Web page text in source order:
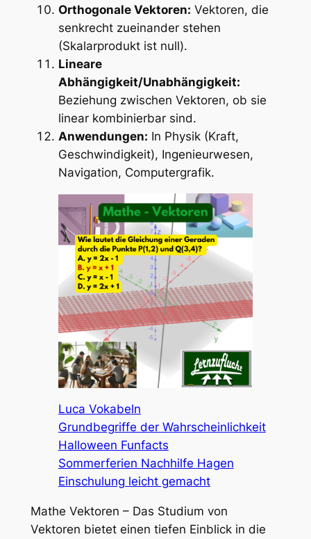
Orthogonale Vektoren: Vektoren, die
senkrecht zueinander stehen
(Skalarprodukt ist null).
Lineare
Abhängigkeit/Unabhängigkeit:
Beziehung zwischen Vektoren, ob sie
linear kombinierbar sind.
Anwendungen: In Physik (Kraft,
Geschwindigkeit), Ingenieurwesen,
Navigation, Computergrafik.
Luca Vokabeln
Grundbegriffe der Wahrscheinlichkeit
Halloween Funfacts
Sommerferien Nachhilfe Hagen
Einschulung leicht gemacht
Mathe Vektoren – Das Studium von
Vektoren bietet einen tiefen Einblick in die